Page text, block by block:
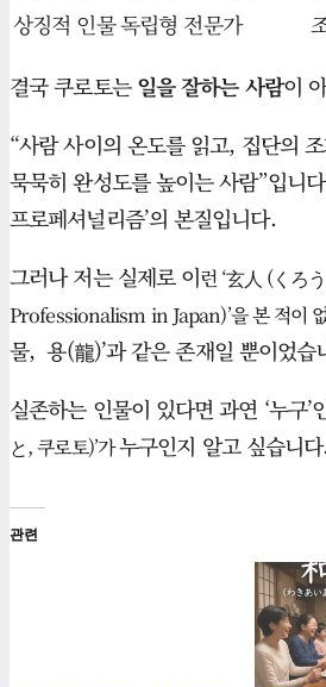
상징적 인물독립형 전문가
결국 쿠로토는일을 잘하는 사람이
“사람 사이의 온도를 읽고, 집단의
묵묵히 완성도를 높이는 사람”입니
프로페셔널리즘’의 본질입니다.
그러나 저는 실제로 이런 ‘玄人 (くろ
Professionalism in Japan)’을 본 적이
물, 용(龍)’과 같은 존재일 뿐이었습
실존하는 인물이 있다면 과연 ‘누구’
と, 쿠로토)’가누구인지 알고 싶습니
관련